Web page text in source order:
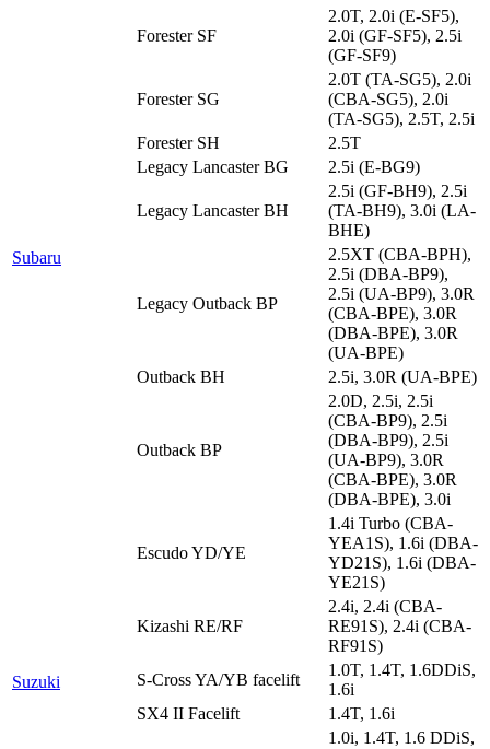
Subaru
Forester SF
2.0T, 2.0i (E-SF5),
2.0i (GF-SF5), 2.5i
(GF-SF9)
Forester SG
2.0T (TA-SG5), 2.0i
(CBA-SG5), 2.0i
(TA-SG5), 2.5T, 2.5i
Forester SH
2.5T
Legacy Lancaster BG
2.5i (E-BG9)
Legacy Lancaster BH
2.5i (GF-BH9), 2.5i
(TA-BH9), 3.0i (LA-
BHE)
Legacy Outback BP
2.5XT (CBA-BPH),
2.5i (DBA-BP9),
2.5i (UA-BP9), 3.0R
(CBA-BPE), 3.0R
(DBA-BPE), 3.0R
(UA-BPE)
Outback BH
2.5i, 3.0R (UA-BPE)
Outback BP
2.0D, 2.5i, 2.5i
(CBA-BP9), 2.5i
(DBA-BP9), 2.5i
(UA-BP9), 3.0R
(CBA-BPE), 3.0R
(DBA-BPE), 3.0i
Suzuki
Escudo YD/YE
1.4i Turbo (CBA-
YEA1S), 1.6i (DBA-
YD21S), 1.6i (DBA-
YE21S)
Kizashi RE/RF
2.4i, 2.4i (CBA-
RE91S), 2.4i (CBA-
RF91S)
S-Cross YA/YB facelift
1.0T, 1.4T, 1.6DDiS,
1.6i
SX4 II Facelift
1.4T, 1.6i
1.0i, 1.4T, 1.6 DDiS,